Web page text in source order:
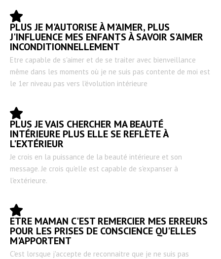
PLUS JE M'AUTORISE À M'AIMER, PLUS
J'INFLUENCE MES ENFANTS À SAVOIR S'AIMER
INCONDITIONNELLEMENT
Etre capable de s'aimer et de se traiter avec bienveillance
même dans les moments où je ne suis pas contente de moi est
le 1er niveau pas vers l'évolution intérieure
PLUS JE VAIS CHERCHER MA BEAUTÉ
INTÉRIEURE PLUS ELLE SE REFLÈTE À
L'EXTÉRIEUR
Je crois en la puissance de la beauté intérieure et son
message. Je crois qu'elle est capable de s'expanser à
l'extérieure.
ETRE MAMAN C'EST REMERCIER MES ERREURS
POUR LES PRISES DE CONSCIENCE QU'ELLES
M'APPORTENT
C'est lorsque j'accepte de reconnaitre que je ne suis pas